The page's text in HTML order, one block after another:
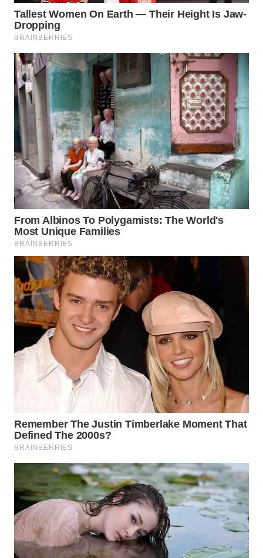
CIREBON
WN
INDRAMAYU
WN
KUNINGAN
WN
MAJALENGKA
WN
SUBANG
WN
SUKABUMI
WN
PURWAKARTA
WN
PRIANGAN
TIMUR
WN
SEMARANG
WN
SOLO
BOROBUDUR
WN
MADURA
WN
SURABAYA